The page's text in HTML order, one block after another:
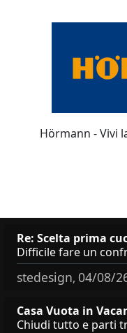
Hörmann - Vivi
Re: Scelta prima
stedesign, 04/08/
Casa Vuota in